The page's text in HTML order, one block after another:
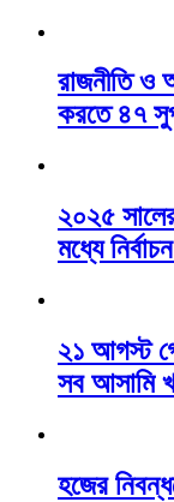
রাজনীতি ও
করতে ৪৭
২০২৫
মধ্যে
২১ আগস্ট
সব আসামি
হজের